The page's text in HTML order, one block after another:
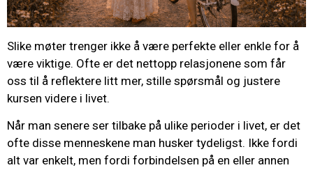
Slike møter trenger ikke å være perfekte eller enkle for å
være viktige. Ofte er det nettopp relasjonene som får
oss til å reflektere litt mer, stille spørsmål og justere
kursen videre i livet.
Når man senere ser tilbake på ulike perioder i livet, er det
ofte disse menneskene man husker tydeligst. Ikke fordi
alt var enkelt, men fordi forbindelsen på en eller annen